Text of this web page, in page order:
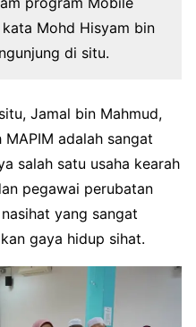
kata Mohd Hisyam bin
di situ.
Jamal bin Mahmud,
adalah sangat
salah satu usaha kearah
pegawai perubatan
yang sangat
gaya hidup sihat.